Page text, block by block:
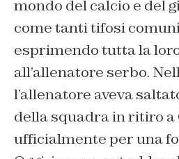
mondo del calcio e del
come tanti tifosi
esprimendo tutta la
all’allenatore serbo.
l’allenatore aveva
della squadra in ritiro a
ufficialmente per una